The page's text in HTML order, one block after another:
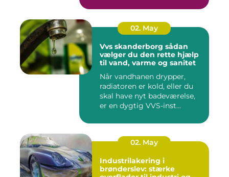
02. May
Vvs skanderborg sådan
vælger du den rette hjælp
til vand, varme og sanitet
Når vandhanen drypper,
radiatoren er kold, eller du
skal have nyt badeværelse,
er en dygtig VVS-inst...
02. May
Industrilakering i
brønderslev: stærke